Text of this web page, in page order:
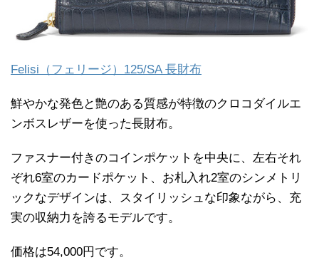
Felisi（フェリージ）125/SA 長財布
鮮やかな発色と艶のある質感が特徴のクロコダイルエ
ンボスレザーを使った長財布。
ファスナー付きのコインポケットを中央に、左右それ
ぞれ6室のカードポケット、お札入れ2室のシンメトリ
ックなデザインは、スタイリッシュな印象ながら、充
実の収納力を誇るモデルです。
価格は54,000円です。